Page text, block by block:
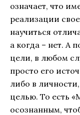
означает, что
реализации
научиться
а когда – нет. А
цели, в любом
просто его
либо в
целью. То есть
осознанным,